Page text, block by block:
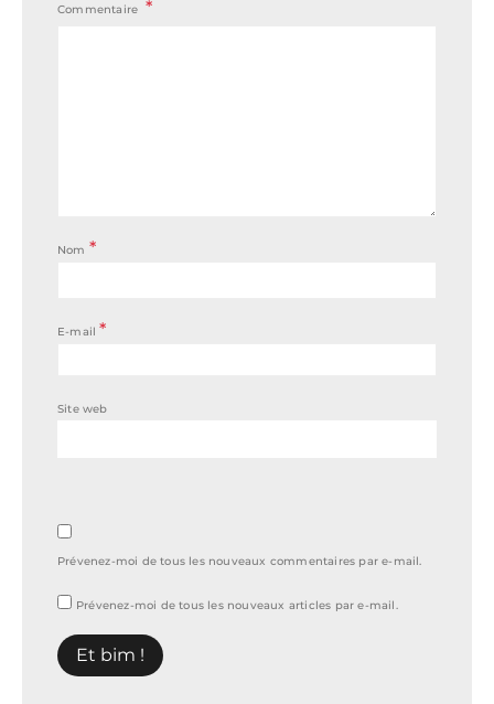
Commentaire
Nom *
E-mail*
Site web
Prévenez-moi de tous les nouveaux commentaires par e-mail.
Prévenez-moi de tous les nouveaux articles par e-mail.